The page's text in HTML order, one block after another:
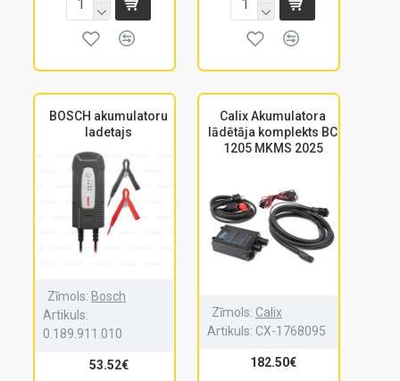
BOSCH akumulatoru
ladetajs
Zīmols: Bosch
Artikuls:
0.189.911.010
53.52€
Calix Akumulatora
lādētāja komplekts BC
1205 MKMS 2025
Zīmols: Calix
Artikuls: CX-1768095
182.50€